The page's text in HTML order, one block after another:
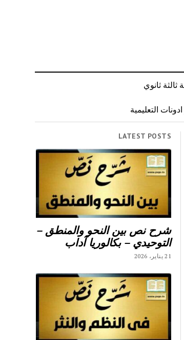
ثانوي
التعليمية
LATEST POSTS
شرح نص بين النحو والمنطق –
التوحيدي – بكالوريا آداب
21 يناير، 2026